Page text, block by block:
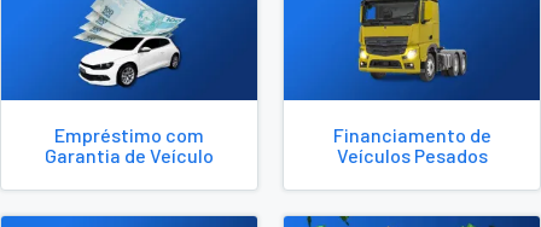
Empréstimo com
Garantia de Veículo
Financiamento de
Veículos Pesados